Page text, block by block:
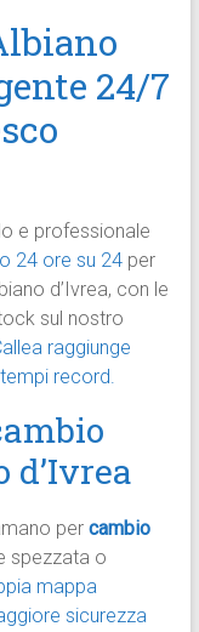
24/7
e professionale
24 ore su 24per
d’Ivrea, con le
sul nostro
raggiunge
record.
d’Ivrea
per cambio
spezzata o
mappa
sicurezza